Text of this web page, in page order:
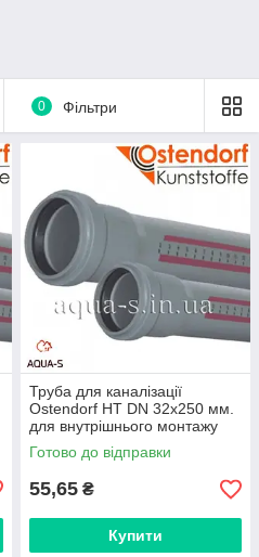
0 Фільтри
Труба для каналізації
Ostendorf HT DN 32x250 мм.
для внутрішнього монтажу
(Німеччина)
Готово до відправки
55,65 ₴
Купити